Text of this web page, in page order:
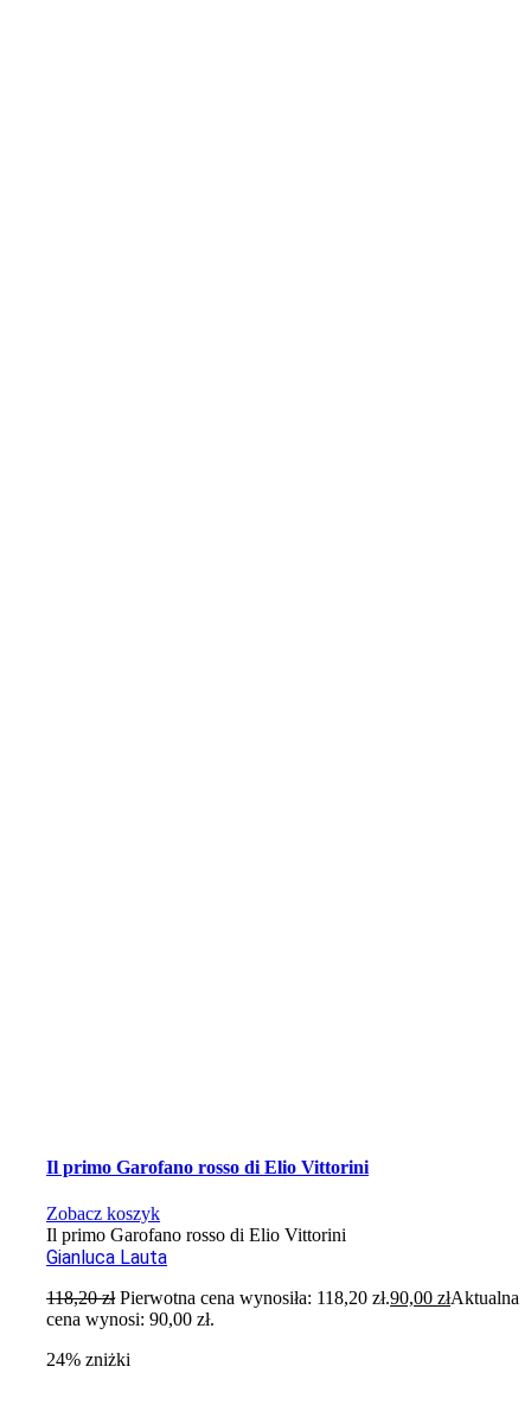
Il primo Garofano rosso di Elio Vittorini
Zobacz koszyk
Il primo Garofano rosso di Elio Vittorini
Gianluca Lauta
118,20zł Pierwotna cena wynosiła: 118,20 zł.90,00złAktualna
cena wynosi: 90,00 zł.
24% zniżki